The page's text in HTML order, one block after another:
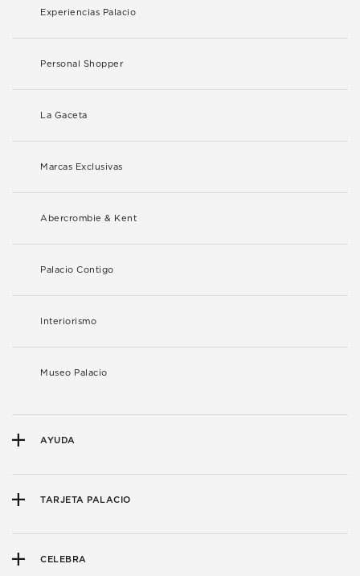
Experiencias Palacio
Personal Shopper
La Gaceta
Marcas Exclusivas
Abercrombie & Kent
Palacio Contigo
Interiorismo
Museo Palacio
AYUDA
TARJETA PALACIO
CELEBRA